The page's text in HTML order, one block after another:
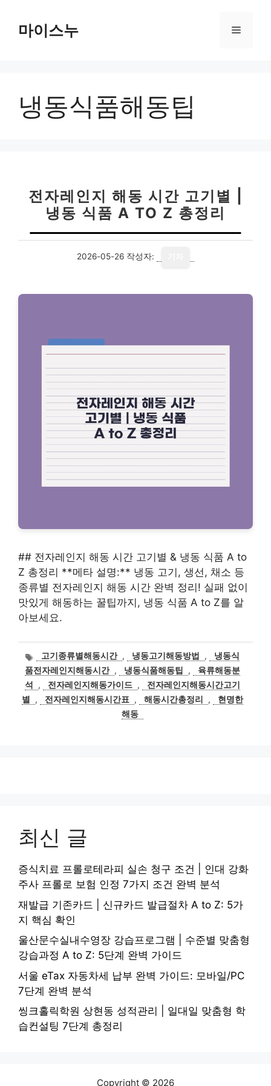
마이스누 메
냉동식품해동팁
전자레인지 해동 시간 고기별 |
냉동 식품 A TO Z 총정리
2026-05-26 작성자:
## 전자레인지 해동 시간 고기별 & 냉동 식품 A to
Z 총정리 **메타 설명:** 냉동 고기, 생선, 채소 등
종류별 전자레인지 해동 시간 완벽 정리! 실패 없이
맛있게 해동하는 꿀팁까지, 냉동 식품 A to Z를 알
아보세요.
태
그
고기종류별해동시간 , 냉동고기해동방법 ,
냉동식
품전자레인지해동시간 , 냉동식품해동팁 ,
육류해동분
석
, 전자레인지해동가이드 ,
전자레인지해동시간고기
별
, 전자레인지해동시간표 , 해동시간총정리 ,
현명한
해동
최신 글
증식치료 프롤로테라피 실손 청구 조건 | 인대 강화
주사 프롤로 보험 인정 7가지 조건 완벽 분석
재발급 기존카드 | 신규카드 발급절차 A to Z: 5가
지 핵심 확인
울산문수실내수영장 강습프로그램 | 수준별 맞춤형
강습과정 A to Z: 5단계 완벽 가이드
서울 eTax 자동차세 납부 완벽 가이드: 모바일/PC
7단계 완벽 분석
씽크홀릭학원 상현동 성적관리 | 일대일 맞춤형 학
습컨설팅 7단계 총정리
Copyright © 2026